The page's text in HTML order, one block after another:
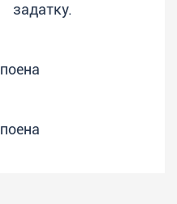
задатку.
поена
поена